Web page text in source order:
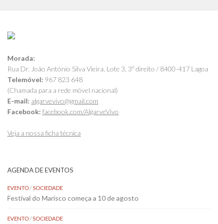
Morada:
Rua Dr. João António Silva Vieira, Lote 3, 3º direito / 8400-417 Lagoa
Telemóvel: 967 823 648
(Chamada para a rede móvel nacional)
E-mail: algarvevivo@gmail.com
Facebook: facebook.com/AlgarveVivo
Veja a nossa ficha técnica
AGENDA DE EVENTOS
EVENTO/SOCIEDADE
Festival do Marisco começa a 10 de agosto
EVENTO/SOCIEDADE